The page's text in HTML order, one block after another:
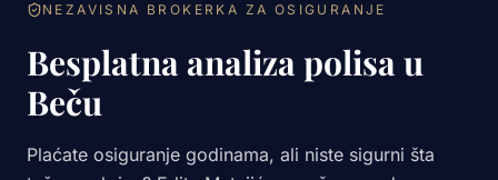
DE EN BKS
NEZAVISNA BROKERKA ZA OSIGURANJE
Besplatna analiza polisa u
Beču
Plaćate osiguranje godinama, ali niste sigurni šta